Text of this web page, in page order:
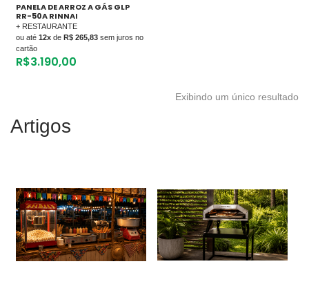
PANELA DE ARROZ A GÁS GLP
RR-50A RINNAI
+ RESTAURANTE
ou até 12x de R$ 265,83 sem juros no
cartão
R$3.190,00
Exibindo um único resultado
Artigos